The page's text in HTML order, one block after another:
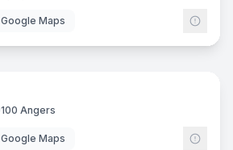
Google Maps
8
Angers
Google Maps